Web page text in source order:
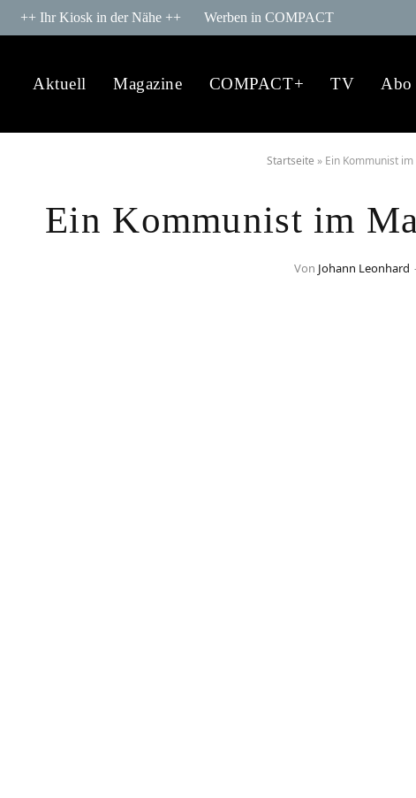
++ Ihr Kiosk in der Nähe ++ Werben in COMPACT
Aktuell Magazine COMPACT+ TV Abo
Startseite » Ein Kommunist
Ein Kommunist im
Von Johann Leonhard